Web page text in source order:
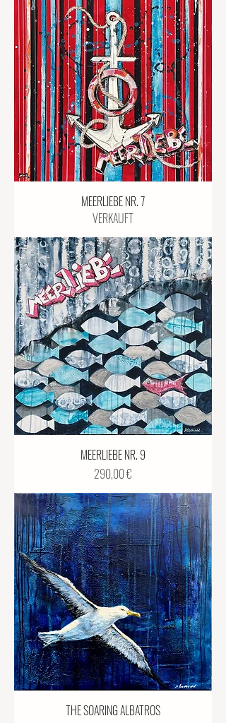
MEERLIEBE NR. 7
VERKAUFT
MEERLIEBE NR. 9
Preis
290,00 €
THE SOARING ALBATROS